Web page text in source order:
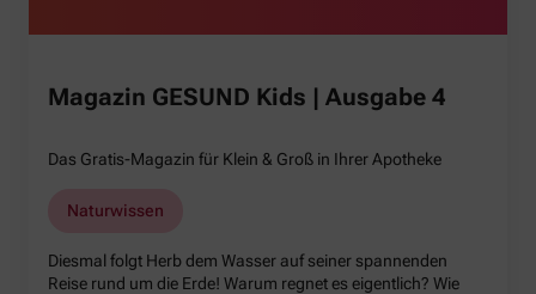
Magazin GESUND Kids | Ausgabe 4
Das Gratis-Magazin für Klein & Groß in Ihrer Apotheke
Naturwissen
Diesmal folgt Herb dem Wasser auf seiner spannenden
Reise rund um die Erde! Warum regnet es eigentlich? Wie